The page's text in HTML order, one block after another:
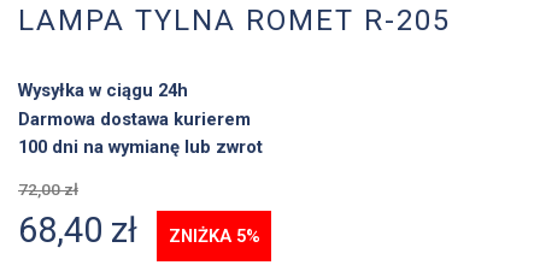
LAMPA TYLNA ROMET R-205
Wysyłka w ciągu 24h
Darmowa dostawa kurierem
100 dni na wymianę lub zwrot
72,00 zł
68,40 zł ZNIŻKA 5%